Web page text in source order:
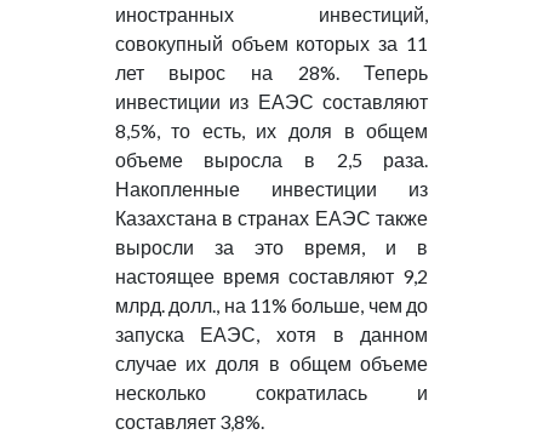
иностранных инвестиций,
совокупный объем которых за 11
лет вырос на 28%. Теперь
инвестиции из ЕАЭС составляют
8,5%, то есть, их доля в общем
объеме выросла в 2,5 раза.
Накопленные инвестиции из
Казахстана в странах ЕАЭС также
выросли за это время, и в
настоящее время составляют 9,2
млрд. долл., на 11% больше, чем до
запуска ЕАЭС, хотя в данном
случае их доля в общем объеме
несколько сократилась и
составляет 3,8%.